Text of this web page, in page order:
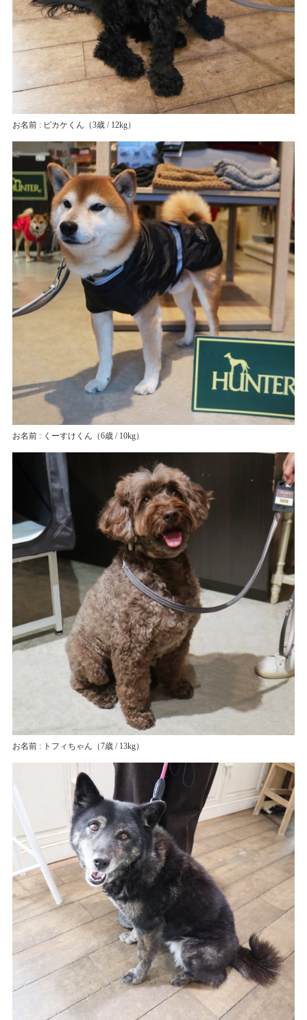
お名前 : ピカケくん （3歳 / 12kg）
お名前 : くーすけくん （6歳 / 10kg）
お名前 : トフィちゃん （7歳 / 13kg）